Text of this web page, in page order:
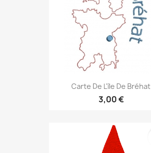
Carte De L'île De Bréhat
3,00 €